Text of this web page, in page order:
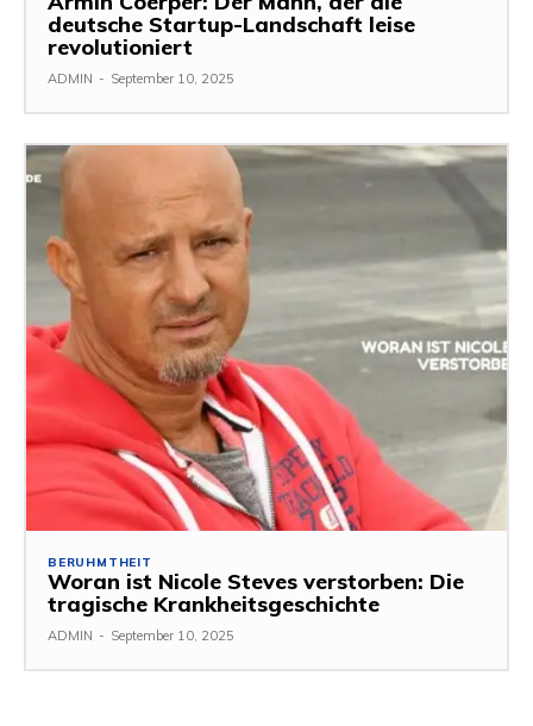
deutsche Startup-Landschaft leise
revolutioniert
ADMIN - September 10, 2025
BERUHMTHEIT
Woran ist Nicole Steves verstorben: Die
tragische Krankheitsgeschichte
ADMIN - September 10, 2025